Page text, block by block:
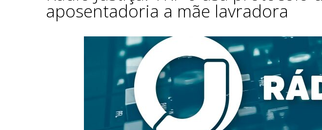
aposentadoria a mãe lavradora